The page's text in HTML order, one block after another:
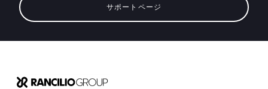
サポートページ
ダウンロード